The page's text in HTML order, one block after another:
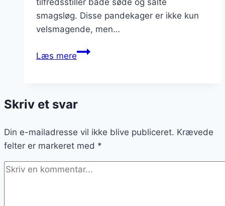
smagsløg. Disse pandekager er ikke kun
velsmagende, men…
Læs merePandekager
banan
perfekt
harmoni
Skriv et svar
Din e-mailadresse vil ikke blive publiceret. Krævede
felter er markeret med *